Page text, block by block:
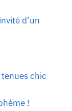
d’un
chic
!